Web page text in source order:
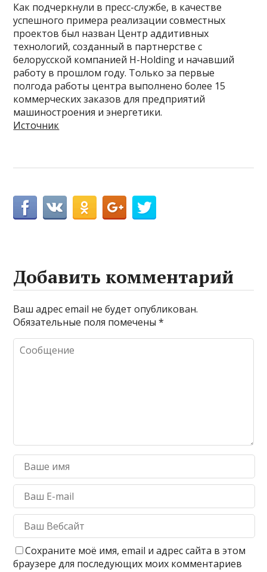
Как подчеркнули в пресс-службе, в качестве
успешного примера реализации совместных
проектов был назван Центр аддитивных
технологий, созданный в партнерстве с
белорусской компанией H-Holding и начавший
работу в прошлом году. Только за первые
полгода работы центра выполнено более 15
коммерческих заказов для предприятий
машиностроения и энергетики.
Источник
Добавить комментарий
Ваш адрес email не будет опубликован.
Обязательные поля помечены*
Сохраните моё имя, email и адрес сайта в этом
браузере для последующих моих комментариев